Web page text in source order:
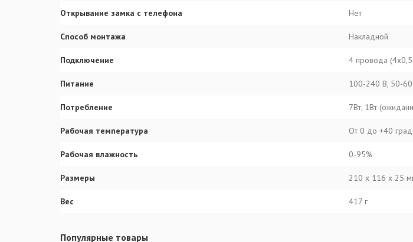
Открывание замка с телефона Нет
Способ монтажа Накладной
Подключение 4 провода
Питание 100-240 В, 50-60
Потребление 7Вт, 1Вт
Рабочая температура От 0 до +40
Рабочая влажность 0-95%
Размеры 210 х 116 х 25
Вес 417 г
Популярные товары